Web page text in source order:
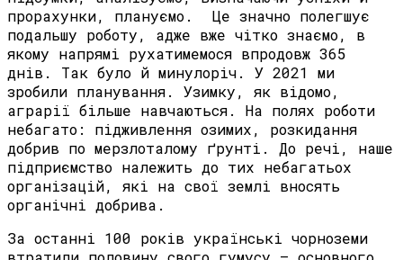
прорахунки, плануємо. Це значно полегшує
подальшу роботу, адже вже чітко знаємо, в
якому напрямі рухатимемося впродовж 365
днів. Так було й минулоріч. У 2021 ми
зробили планування. Узимку, як відомо,
аграрії більше навчаються. На полях роботи
небагато: підживлення озимих, розкидання
добрив по мерзлоталому ґрунті. До речі, наше
підприємство належить до тих небагатьох
організацій, які на свої землі вносять
органічні добрива.
За останні 100 років українські чорноземи